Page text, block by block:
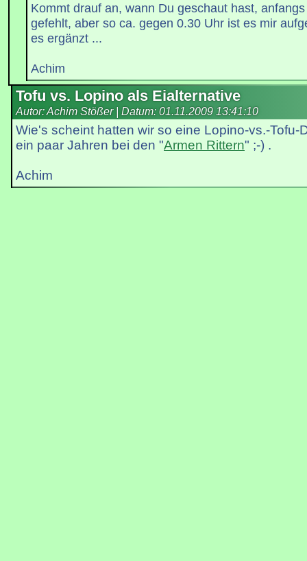
Kommt drauf an, wann Du geschaut hast,
gefehlt, aber so ca. gegen 0.30 Uhr ist es mir
es ergänzt ...
Achim
Tofu vs. Lopino als Eialternative
Autor: Achim Stößer | Datum: 01.11.2009 13:41:10
Wie's scheint hatten wir so eine Lopino-vs.-Tofu-
ein paar Jahren bei den "Armen Rittern" ;-) .
Achim